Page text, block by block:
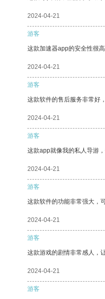
2024-04-21
游客
这款加速器app的安全性很
2024-04-21
游客
这款软件的售后服务非常好
2024-04-21
游客
这款app就像我的私人导游
2024-04-21
游客
这款软件的功能非常强大，
2024-04-21
游客
这款游戏的剧情非常感人，
2024-04-21
游客